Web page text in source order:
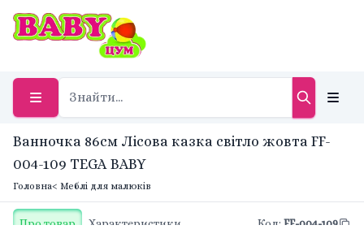
Ванночка 86см Лісова казка світло жовта FF-
004-109 TEGA BABY
Головна< Меблі для малюків
Про товар Характеристики Код: FF-004-109